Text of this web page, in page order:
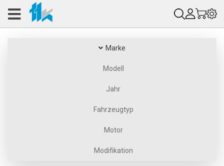
Marke
Modell
Jahr
Fahrzeugtyp
Motor
Modifikation